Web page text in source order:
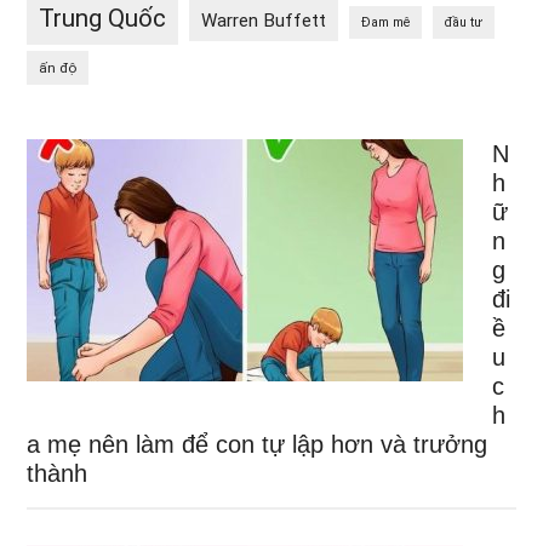
Trung Quốc Warren Buffett Đam mê đầu tư
ấn độ
N
h
ữ
n
g
đi
ề
u
c
h
a mẹ nên làm để con tự lập hơn và trưởng
thành